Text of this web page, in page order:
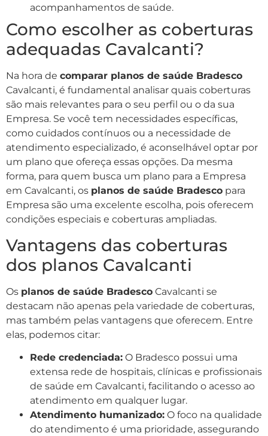
acompanhamentos de saúde.
Como escolher as coberturas
adequadas Cavalcanti?
Na hora de comparar planos de saúde Bradesco
Cavalcanti, é fundamental analisar quais coberturas
são mais relevantes para o seu perfil ou o da sua
Empresa. Se você tem necessidades específicas,
como cuidados contínuos ou a necessidade de
atendimento especializado, é aconselhável optar por
um plano que ofereça essas opções. Da mesma
forma, para quem busca um plano para a Empresa
em Cavalcanti, os planos de saúde Bradesco para
Empresa são uma excelente escolha, pois oferecem
condições especiais e coberturas ampliadas.
Vantagens das coberturas
dos planos Cavalcanti
Os planos de saúde Bradesco Cavalcanti se
destacam não apenas pela variedade de coberturas,
mas também pelas vantagens que oferecem. Entre
elas, podemos citar:
Rede credenciada: O Bradesco possui uma
extensa rede de hospitais, clínicas e profissionais
de saúde em Cavalcanti, facilitando o acesso ao
atendimento em qualquer lugar.
Atendimento humanizado: O foco na qualidade
do atendimento é uma prioridade, assegurando